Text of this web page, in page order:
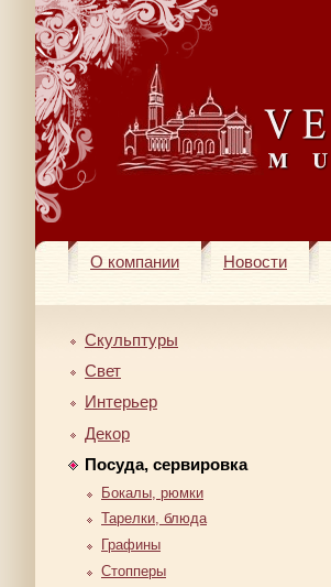
О компании Новости
Скульптуры
Свет
Интерьер
Декор
Посуда, сервировка
Бокалы, рюмки
Тарелки, блюда
Графины
Стопперы